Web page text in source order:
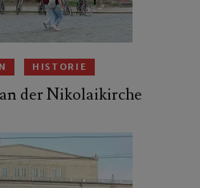
HISTORIE
der Nikolaikirche